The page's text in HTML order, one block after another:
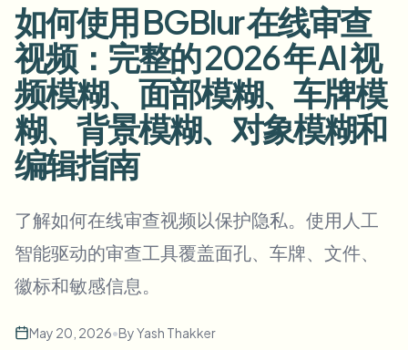
GDPR合规模糊
街头采访模糊
游戏与直播模糊
AI Video Object Remover
在线模糊照片中的人脸
人脸匿名化
语音匿名处理器
换脸 - 图片
换脸 - 视频
医疗
诊所和面向患者的视频管理
公共部门
FOIA、安全披露和编辑
批量人脸匿名化
大批量、保留期和SLA
批量车牌模糊
车队、行车记录仪和停车场大规模处理
批量人脸模糊
高吞吐量流水线
模糊任何内容
工具
分类
产品
如何使用 BGBlur 在线审查
视频：完整的 2026 年 AI 视
频模糊、面部模糊、车牌模
糊、背景模糊、对象模糊和
编辑指南
了解如何在线审查视频以保护隐私。使用人工
智能驱动的审查工具覆盖面孔、车牌、文件、
徽标和敏感信息。
May 20, 2026•ByYash Thakker